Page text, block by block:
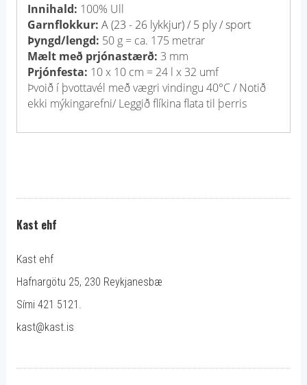
Innihald: 100% Ull
Garnflokkur: A (23 - 26 lykkjur) / 5 ply / sport
Þyngd/lengd: 50 g = ca. 175 metrar
Mælt með prjónastærð: 3 mm
Prjónfesta: 10 x 10 cm = 24 l x 32 umf
Þvoið í þvottavél með vægri vindingu 40°C / Notið
ekki mýkingarefni/ Leggið flíkina flata til þerris
Kast ehf
Kast ehf
Hafnargötu 25, 230 Reykjanesbæ
Sími 421 5121.
kast@kast.is